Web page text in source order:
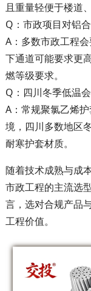
且重量轻便于楼道
Q：市政项目对铝
A：多数市政工程
下通道可能要求更
燃等级要求。
Q：四川冬季低温
A：常规聚氯乙烯
境，四川多数地区
耐寒护套材质。
随着技术成熟与成
市政工程的主流选
言，选对合规产品
工程价值。